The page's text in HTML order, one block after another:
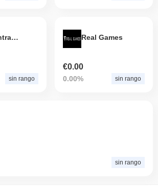
First Entrance Coin
sin rango
Real Games
€0.00
0.00% sin rango
sin rango